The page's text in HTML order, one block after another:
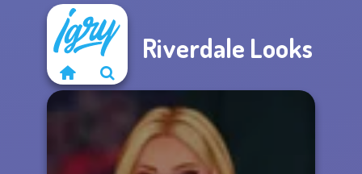
Riverdale Looks